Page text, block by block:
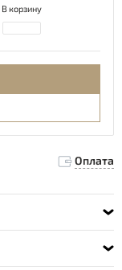
В корзину
Оплата